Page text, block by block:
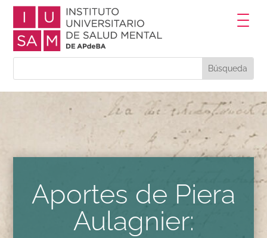
Aportes de Piera
Aulagnier: